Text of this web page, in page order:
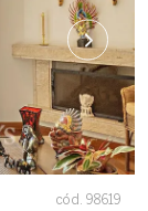
cód. 98619